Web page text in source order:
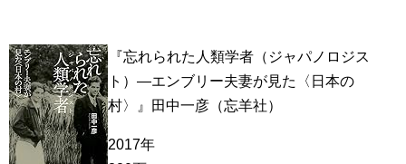
『忘れられた人類学者（ジャパノロジス
ト）―エンブリー夫妻が見た〈日本の
村〉』田中一彦（忘羊社）
2017年